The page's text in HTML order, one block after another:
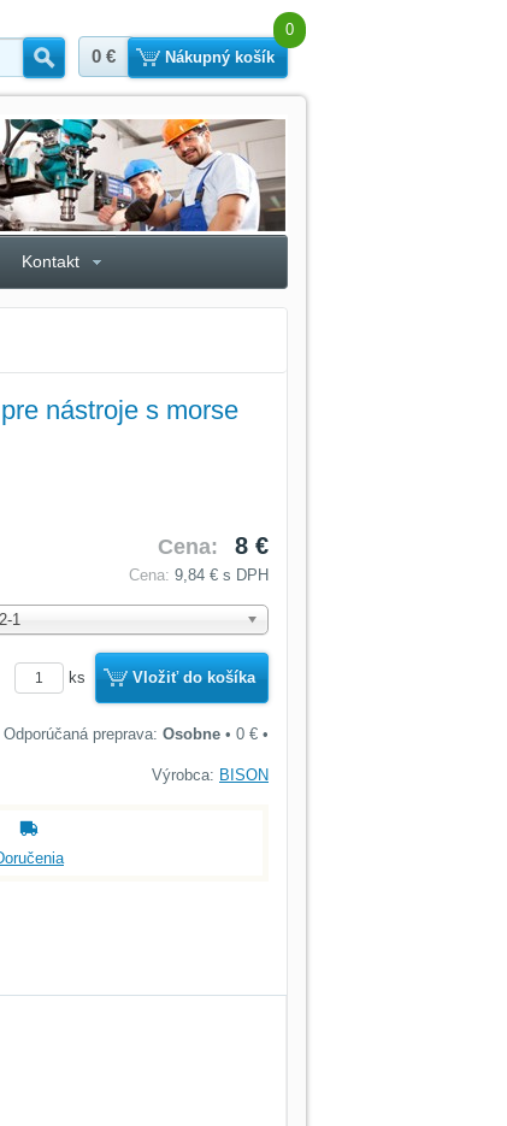
Hľadať
0 €
0
Nákupný košík
Kontakt
nástroje s morse
Cena: 8 €
Cena: 9,84 € s DPH
2-1
ks Vložiť do košíka
Osobne • 0 € •
Výrobca: BISON